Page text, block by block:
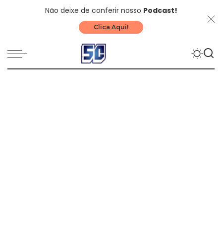
Não deixe de conferir nosso Podcast!
Clica Aqui!